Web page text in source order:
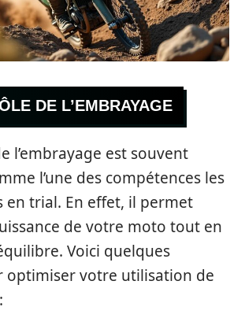
DE L’EMBRAYAGE
l’embrayage est souvent
l’une des compétences les
en trial. En effet, il permet
de votre moto tout en
Voici quelques
optimiser votre utilisation de